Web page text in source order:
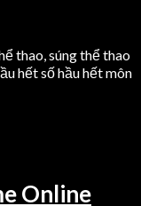
thao, súng thể thao
hết số hầu hết môn
Online